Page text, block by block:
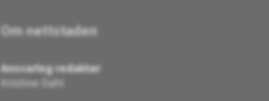
Om nettstaden
Ansvarleg redaktør
Kristine Dahl